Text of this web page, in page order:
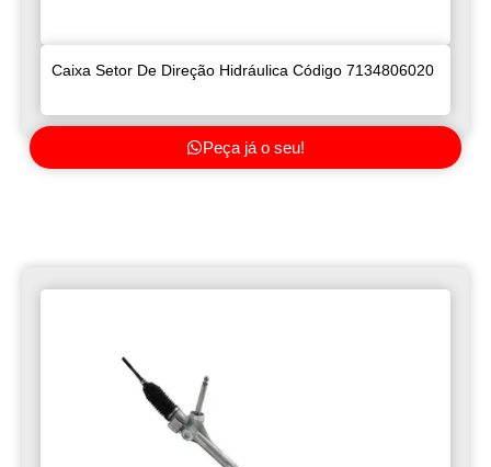
Caixa Setor De Direção Hidráulica Código 7134806020
Peça já o seu!